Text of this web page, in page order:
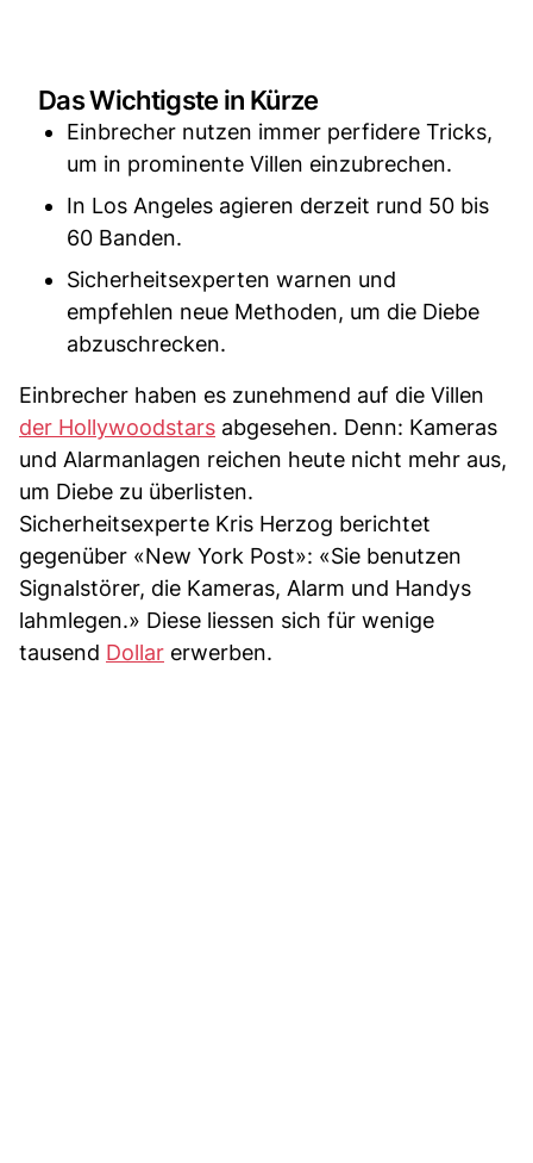
Das Wichtigste in Kürze
Einbrecher nutzen immer perfidere Tricks,
um in prominente Villen einzubrechen.
In Los Angeles agieren derzeit rund 50 bis
60 Banden.
Sicherheitsexperten warnen und
empfehlen neue Methoden, um die Diebe
abzuschrecken.
Einbrecher haben es zunehmend auf die Villen
der Hollywoodstars abgesehen. Denn: Kameras
und Alarmanlagen reichen heute nicht mehr aus,
um Diebe zu überlisten.
Sicherheitsexperte Kris Herzog berichtet
gegenüber «New York Post»: «Sie benutzen
Signalstörer, die Kameras, Alarm und Handys
lahmlegen.» Diese liessen sich für wenige
tausend Dollar erwerben.